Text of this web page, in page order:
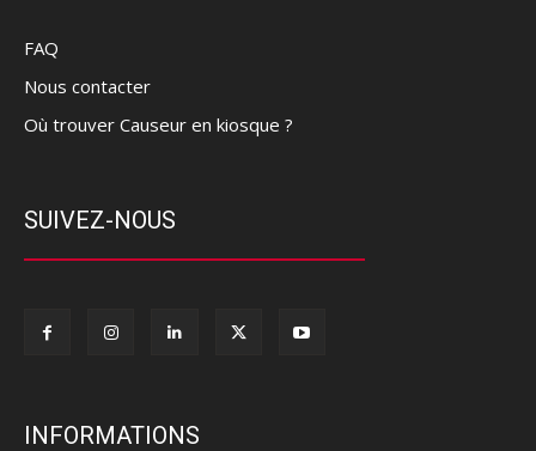
FAQ
Nous contacter
Où trouver Causeur en kiosque ?
SUIVEZ-NOUS
INFORMATIONS